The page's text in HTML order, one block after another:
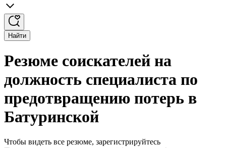
Найти
Резюме соискателей на
должность специалиста по
предотвращению потерь в
Батуринской
Чтобы видеть все резюме, зарегистрируйтесь